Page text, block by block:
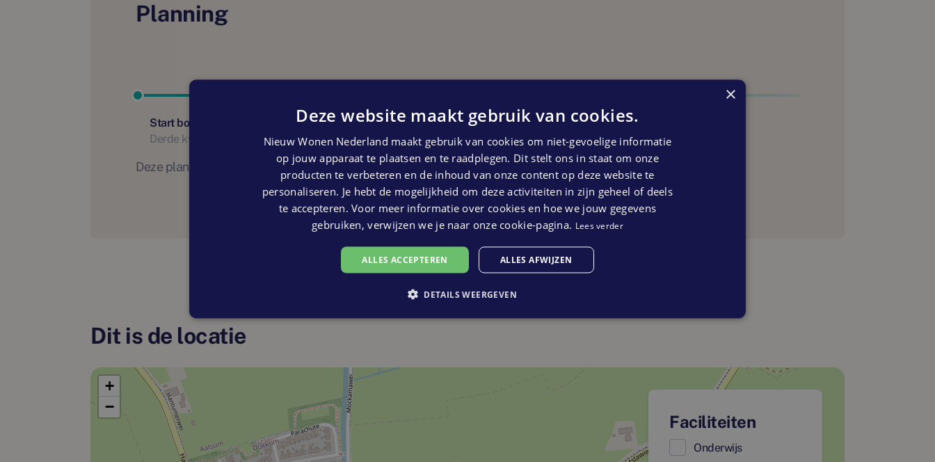
Planning
Start bouw
Derde kwartaal 2024
Start oplevering
Derde kwartaal 2025
Deze planning is indicatief. Er kunnen geen rechten ontleend worden aan bovenstaande planning
Dit is de locatie
+
−
Faciliteiten
Onderwijs
×
Deze website maakt gebruik van cookies.
Nieuw Wonen Nederland maakt gebruik van cookies om niet-gevoelige informatie
op jouw apparaat te plaatsen en te raadplegen. Dit stelt ons in staat om onze
producten te verbeteren en de inhoud van onze content op deze website te
personaliseren. Je hebt de mogelijkheid om deze activiteiten in zijn geheel of deels
te accepteren. Voor meer informatie over cookies en hoe we jouw gegevens
gebruiken, verwijzen we je naar onze cookie-pagina. Lees verder
ALLES ACCEPTEREN ALLES AFWIJZEN
DETAILS WEERGEVEN